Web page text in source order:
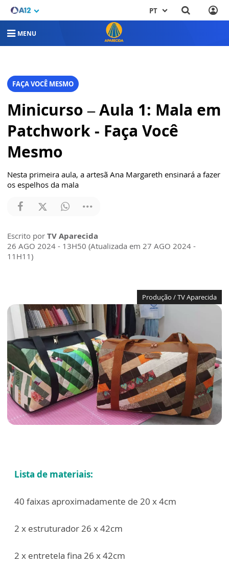
PT
MENU
FAÇA VOCÊ MESMO
Minicurso – Aula 1: Mala em
Patchwork - Faça Você
Mesmo
Nesta primeira aula, a artesã Ana Margareth ensinará a fazer
os espelhos da mala
Escrito por TV Aparecida
26 AGO 2024 - 13H50 (Atualizada em 27 AGO 2024 -
11H11)
Produção / TV Aparecida
Lista de materiais:
40 faixas aproximadamente de 20 x 4cm
2 x estruturador 26 x 42cm
2 x entretela fina 26 x 42cm